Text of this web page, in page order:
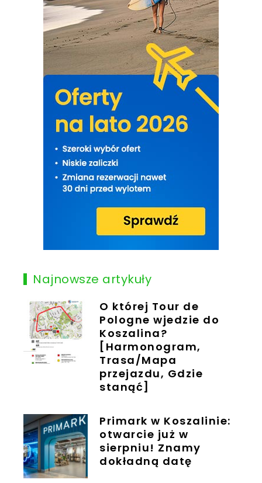
Najnowsze artykuły
O której Tour de
Pologne wjedzie do
Koszalina?
[Harmonogram,
Trasa/Mapa
przejazdu, Gdzie
stanąć]
Primark w Koszalinie:
otwarcie już w
sierpniu! Znamy
dokładną datę